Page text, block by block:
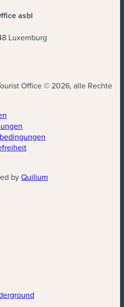
asbl
Luxemburg
Office © 2026, alle Rechte
byQuilium